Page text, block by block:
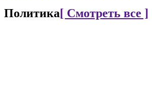
Политика[ Смотреть все ]